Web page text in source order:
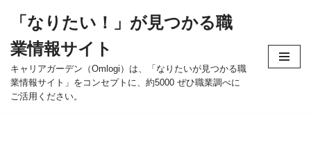
ン
テ
ン
ツ
「なりたい！」が見つかる職
業情報サイト
キャリアガーデン（Omlogi）は、「なりたいが見つかる職
業情報サイト」をコンセプトに、約5000 ぜひ職業調べに
ご活用ください。